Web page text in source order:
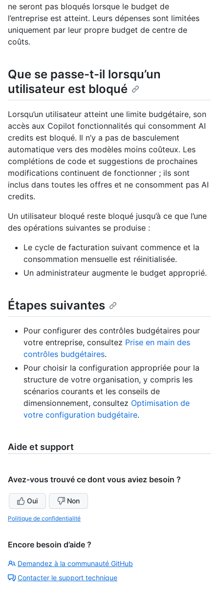
ne seront pas bloqués lorsque le budget de
l’entreprise est atteint. Leurs dépenses sont limitées
uniquement par leur propre budget de centre de
coûts.
Que se passe-t-il lorsqu’un
utilisateur est bloqué
Lorsqu’un utilisateur atteint une limite budgétaire, son
accès aux Copilot fonctionnalités qui consomment AI
credits est bloqué. Il n’y a pas de basculement
automatique vers des modèles moins coûteux. Les
complétions de code et suggestions de prochaines
modifications continuent de fonctionner ; ils sont
inclus dans toutes les offres et ne consomment pas AI
credits.
Un utilisateur bloqué reste bloqué jusqu’à ce que l’une
des opérations suivantes se produise :
Le cycle de facturation suivant commence et la
consommation mensuelle est réinitialisée.
Un administrateur augmente le budget approprié.
Étapes suivantes
Pour configurer des contrôles budgétaires pour
votre entreprise, consultez Prise en main des
contrôles budgétaires.
Pour choisir la configuration appropriée pour la
structure de votre organisation, y compris les
scénarios courants et les conseils de
dimensionnement, consultez Optimisation de
votre configuration budgétaire.
Aide et support
Avez-vous trouvé ce dont vous aviez besoin ?
Oui Non
Politique de confidentialité
Encore besoin d’aide ?
Demandez à la communauté GitHub
Contacter le support technique